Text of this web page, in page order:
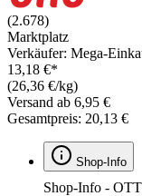
(2.678)
Marktplatz
Verkäufer: Mega-
13,18 €*
(26,36 €/kg)
Versand ab 6,95 €
Gesamtpreis: 20,13 €
Shop-Info
Shop-Info -